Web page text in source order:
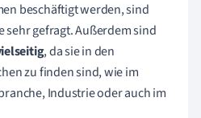
beschäftigt werden, sind
sehr gefragt. Außerdem sind
, da sie in den
zu finden sind, wie im
Industrie oder auch im